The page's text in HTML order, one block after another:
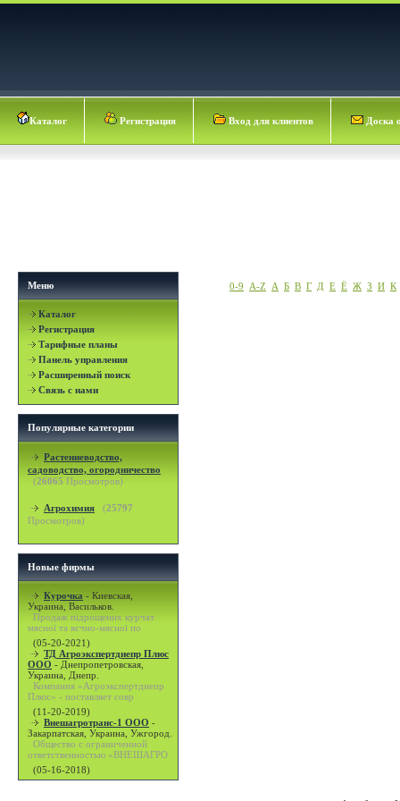
Каталог Регистрация Вход для клиентов Доска
Меню
Каталог
Регистрация
Тарифные планы
Панель управления
Расширенный поиск
Связь с нами
Популярные категории
Растениеводство,
садоводство, огородничество
(26065 Просмотров)
Агрохимия (25797
Просмотров)
Новые фирмы
Курочка - Киевская,
Украина, Васильков.
Продаж підрощених курчат
мясної та яєчно-мясної по
(05-20-2021)
ТД Агроэкспертднепр Плюс
ООО - Днепропетровская,
Украина, Днепр.
Компания «Агроэкспертднепр
Плюс» - поставляет совр
(11-20-2019)
Внешагротранс-1 ООО -
Закарпатская, Украина, Ужгород.
Общество с ограниченной
ответственностью «ВНЕШАГРО
(05-16-2018)
0-9 A-Z А Б В Г Д Е Ё Ж З И К